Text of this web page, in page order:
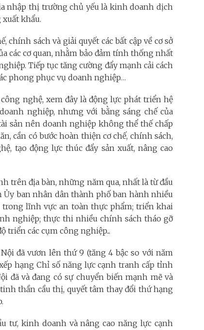
nhập thị trường chủ yếu là kinh doanh dịch
xuất khẩu.
chính sách và giải quyết các bất cập về cơ sở
các cơ quan, nhằm bảo đảm tính thống nhất
Tiếp tục tăng cường đẩy mạnh cải cách
phong phục vụ doanh nghiệp…
nghệ, xem đây là động lực phát triển hệ
nghiệp, nhưng với bằng sáng chế của
sản nên doanh nghiệp không thể thế chấp
cần có bước hoàn thiện cơ chế, chính sách,
tạo động lực thúc đẩy sản xuất, nâng cao
trên địa bàn, những năm qua, nhất là từ đầu
Ủy ban nhân dân thành phố ban hành nhiều
lĩnh vực an toàn thực phẩm; triển khai
nghiệp; thực thi nhiều chính sách tháo gỡ
triển các cụm công nghiệp...
đã vươn lên thứ 9 (tăng 4 bậc so với năm
hạng Chỉ số năng lực cạnh tranh cấp tỉnh
đã và đang có sự chuyển biến mạnh mẽ và
thần cầu thị, quyết tâm thay đổi thứ hạng
tư, kinh doanh và nâng cao năng lực cạnh